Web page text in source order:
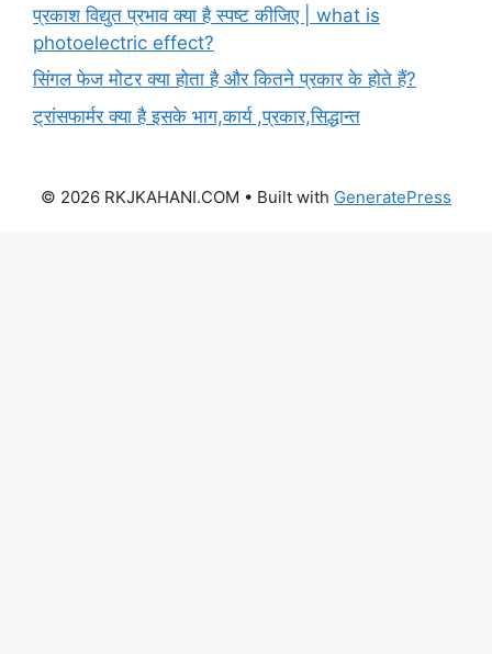
प्रकाश विद्युत प्रभाव क्या है स्पष्ट कीजिए | what is
photoelectric effect?
सिंगल फेज मोटर क्या होता है और कितने प्रकार के होते हैं?
ट्रांसफार्मर क्या है इसके भाग,कार्य ,प्रकार,सिद्धान्त
© 2026 RKJKAHANI.COM • Built with GeneratePress